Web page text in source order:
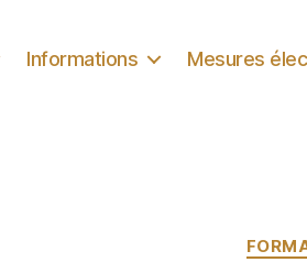
Informations Mesures